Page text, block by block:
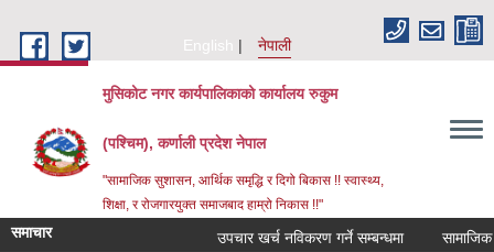
English
नेपाली
मुसिकोट नगर कार्यपालिकाको कार्यालय रुकुम
(पश्चिम), कर्णाली प्रदेश नेपाल
"सामाजिक सुशासन, आर्थिक समृद्धि र दिगो बिकास !! स्वास्थ्य,
शिक्षा, र रोजगारयुक्त समाजबाद हाम्रो निकास !!"
समाचार उपचार खर्च नविकरण गर्ने सम्बन्धमा